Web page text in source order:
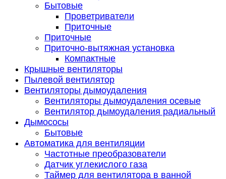
Бытовые
Проветриватели
Приточные
Приточные
Приточно-вытяжная установка
Компактные
Крышные вентиляторы
Пылевой вентилятор
Вентиляторы дымоудаления
Вентиляторы дымоудаления осевые
Вентилятор дымоудаления радиальный
Дымососы
Бытовые
Автоматика для вентиляции
Частотные преобразователи
Датчик углекислого газа
Таймер для вентилятора в ванной